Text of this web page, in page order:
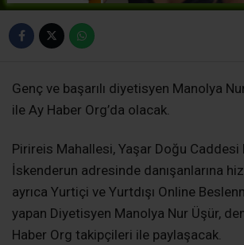
Genç ve başarılı diyetisyen Manolya
ile Ay Haber Org’da olacak.
Pirireis Mahallesi, Yaşar Doğu Caddesi
İskenderun adresinde danışanlarına
ayrıca Yurtiçi ve Yurtdışı Online
yapan Diyetisyen Manolya Nur Üşür,
Haber Org takipçileri ile paylaşacak.